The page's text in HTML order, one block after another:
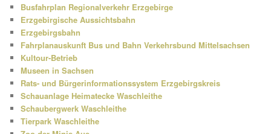
Busfahrplan Regionalverkehr Erzgebirge
Erzgebirgische Aussichtsbahn
Erzgebirgsbahn
Fahrplanauskunft Bus und Bahn Verkehrsbund Mittelsachsen
Kultour-Betrieb
Museen in Sachsen
Rats- und Bürgerinformationssystem Erzgebirgskreis
Schauanlage Heimatecke Waschleithe
Schaubergwerk Waschleithe
Tierpark Waschleithe